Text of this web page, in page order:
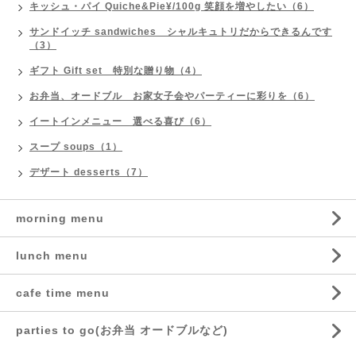
キッシュ・パイ Quiche&Pie¥/100g 笑顔を増やしたい（6）
サンドイッチ sandwiches シャルキュトリだからできるんです
（3）
ギフト Gift set 特別な贈り物（4）
お弁当、オードブル お家女子会やパーティーに彩りを（6）
イートインメニュー 選べる喜び（6）
スープ soups（1）
デザート desserts（7）
morning menu
lunch menu
cafe time menu
parties to go(お弁当 オードブルなど)